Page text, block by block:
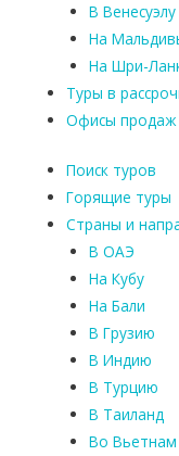
В Венесуэлу
На
На Шри-
Туры в
Офисы продаж
Поиск туров
Горящие туры
Страны и
В ОАЭ
На Кубу
На Бали
В Грузию
В Индию
В Турцию
В Таиланд
Во Вьетнам